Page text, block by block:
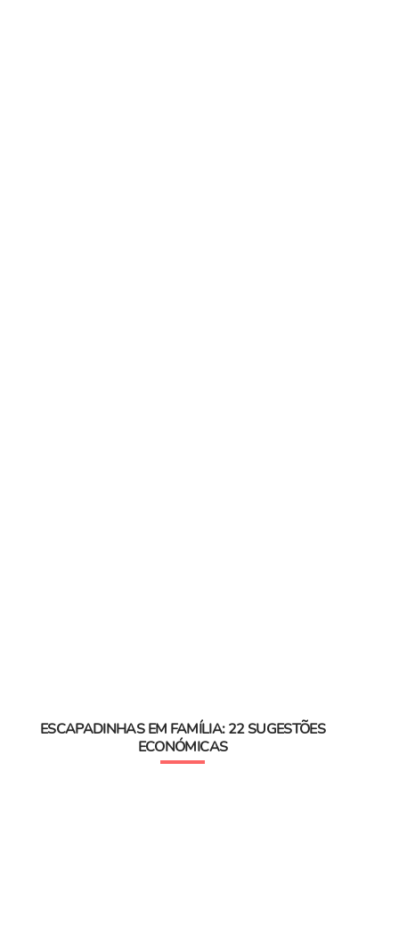
ESCAPADINHAS EM FAMÍLIA: 22 SUGESTÕES
ECONÓMICAS